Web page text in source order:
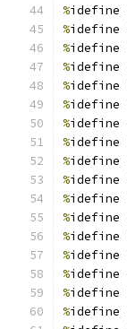
%idefine
%idefine
%idefine
%idefine
%idefine
%idefine
%idefine
%idefine
%idefine
%idefine
%idefine
%idefine
%idefine
%idefine
%idefine
%idefine
%idefine